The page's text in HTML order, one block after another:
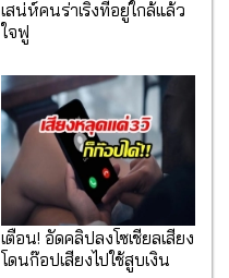
เสน่ห์คนร่าเริงที่อยู่ใกล้แล้ว
ใจฟู
เตือน! อัดคลิปลงโซเชียลเสี่ยง
โดนก๊อปเสียงไปใช้สูบเงิน